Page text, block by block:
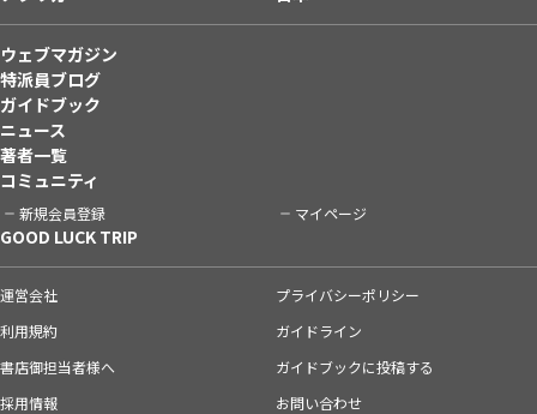
ウェブマガジン
特派員ブログ
ガイドブック
ニュース
著者一覧
コミュニティ
新規会員登録 マイページ
GOOD LUCK TRIP
運営会社
プライバシーポリシー
利用規約
ガイドライン
書店御担当者様へ
ガイドブックに投稿する
採用情報
お問い合わせ